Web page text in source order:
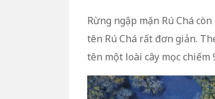
Rừng ngập mặn Rú Chá
tên Rú Chá rất đơn giản.
tên một loài cây mọc chiếm